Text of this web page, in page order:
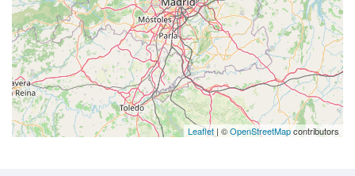
Leaflet | ©OpenStreetMapcontributors